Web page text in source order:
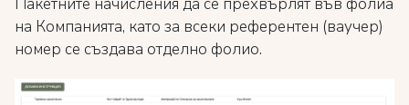
на Компанията, като за всеки референтен (ваучер)
номер се създава отделно фолио.